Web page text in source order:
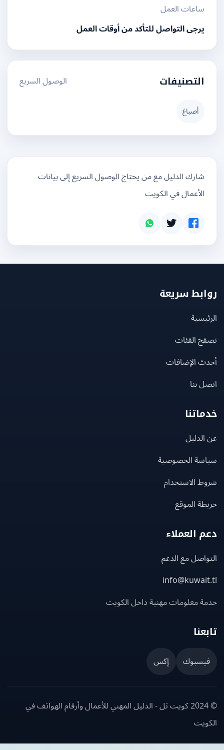
ساعات العمل
يرجى التواصل للتأكد من أوقات العمل
التصنيفات الوصول السريع
شارك الدليل مع من يحتاج الوصول السريع إلى بيانات
الأعمال في الكويت
سريعة
الفئات
الإضافات
بنا
الخصوصية
الاستخدام
الموقع
العملاء
مع الدعم
معلومات مهنية داخل الكويت
إكس
© 2024 كويت تل - الدليل المهني للأعمال وأرقام الهواتف في